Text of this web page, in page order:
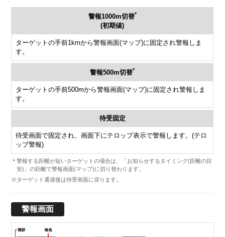
警報1000m切替*
(初期値)
ターゲットの手前1kmから警報画面(マップ)に固定され警報しま
す。
警報500m切替*
ターゲットの手前500mから警報画面(マップ)に固定され警報しま
す。
待受固定
待受画面で固定され、画面下にテロップ表示で警報します。(テロ
ップ警報)
＊警報する距離が短いターゲットの場合は、「お知らせするタイミング(距離の目
安)」の距離で警報画面(マップ)に切り替わります。
※ターゲット通過後は待受画面に戻ります。
警報画面